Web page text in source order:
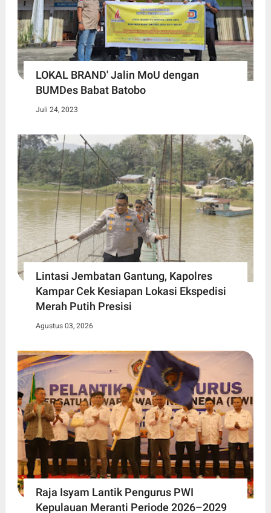
LOKAL BRAND' Jalin MoU dengan
BUMDes Babat Batobo
Juli 24, 2023
Lintasi Jembatan Gantung, Kapolres
Kampar Cek Kesiapan Lokasi Ekspedisi
Merah Putih Presisi
Agustus 03, 2026
Raja Isyam Lantik Pengurus PWI
Kepulauan Meranti Periode 2026–2029